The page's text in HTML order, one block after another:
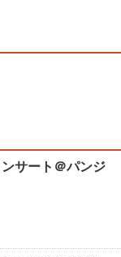
サート＠パンジ